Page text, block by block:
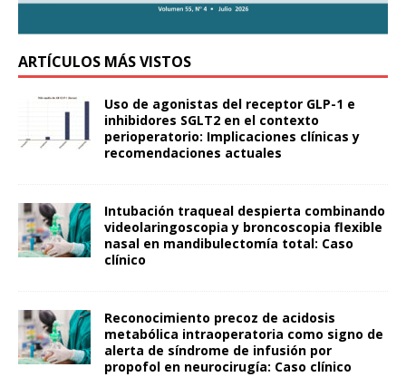
ARTÍCULOS MÁS VISTOS
Uso de agonistas del receptor GLP-1 e
inhibidores SGLT2 en el contexto
perioperatorio: Implicaciones clínicas y
recomendaciones actuales
Intubación traqueal despierta combinando
videolaringoscopia y broncoscopia flexible
nasal en mandibulectomía total: Caso
clínico
Reconocimiento precoz de acidosis
metabólica intraoperatoria como signo de
alerta de síndrome de infusión por
propofol en neurocirugía: Caso clínico